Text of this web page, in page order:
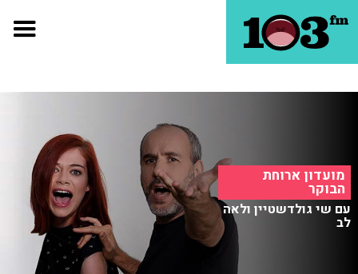
מועדון ארוחת
הבוקר
עם שי גולדשטיין ולאה
לב